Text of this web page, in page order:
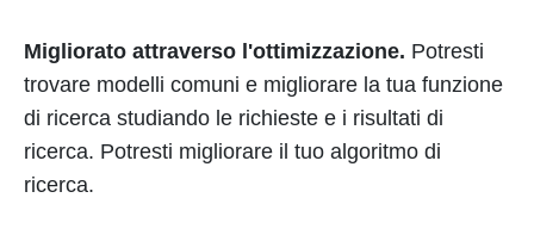
Migliorato attraverso l'ottimizzazione. Potresti
trovare modelli comuni e migliorare la tua funzione
di ricerca studiando le richieste e i risultati di
ricerca. Potresti migliorare il tuo algoritmo di
ricerca.